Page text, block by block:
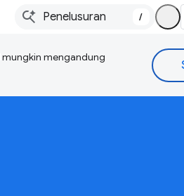
/
mungkin mengandung